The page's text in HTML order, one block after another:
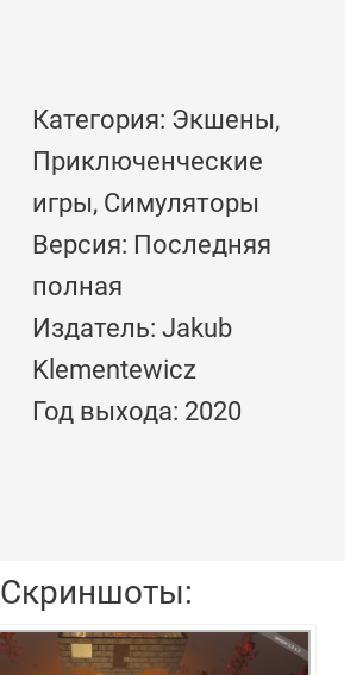
Категория: Экшены,
Приключенческие
игры, Симуляторы
Версия: Последняя
полная
Издатель: Jakub
Klementewicz
Год выхода: 2020
Скриншоты: